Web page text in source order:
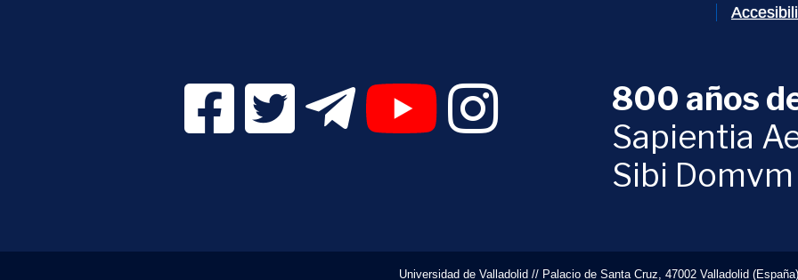
Facebook Digital UVa (se abrirá en una nueva ventana)
Twitter Digital UVa (se abrirá en una nueva ventana)
Telegram Digital UVa (se abrirá en una nueva ventana)
YouTube Digital UVa (se abrirá en una nueva ventana)
Instagram Digital UVa (se abrirá en una nueva
800 años
Sapientia
Sibi Domvm
Universidad de Valladolid // Palacio de Santa Cruz, 47002 Valladolid (España)